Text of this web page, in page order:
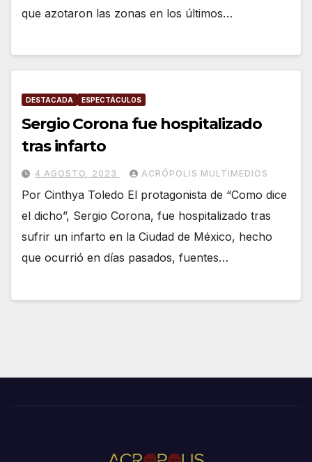
que azotaron las zonas en los últimos…
DESTACADA ESPECTÁCULOS
Sergio Corona fue hospitalizado
tras infarto
4 AGOSTO, 2023 ACRÓPOLIS MULTIMEDIOS
Por Cinthya Toledo El protagonista de “Como dice
el dicho”, Sergio Corona, fue hospitalizado tras
sufrir un infarto en la Ciudad de México, hecho
que ocurrió en días pasados, fuentes…